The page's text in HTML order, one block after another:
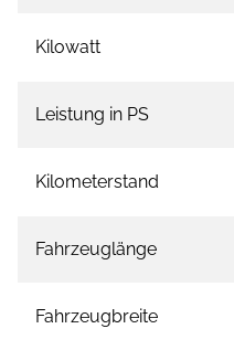
Kilowatt
Leistung in PS
Kilometerstand
Fahrzeuglänge
Fahrzeugbreite